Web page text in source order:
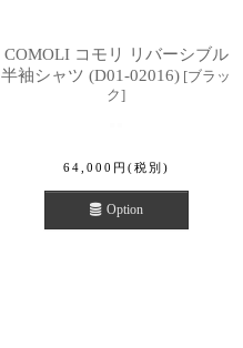
COMOLI コモリ リバーシブル
半袖シャツ (D01-02016) [ブラッ
ク]
64,000 円 (税別)
Option